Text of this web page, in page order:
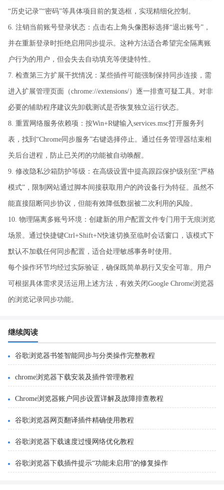
“历史记录”“密码”等具体项目前的复选框，实现精细化控制。
6. 注销当前账号登录状态：点击右上角头像图标选择“退出账号”，
并在重新登录时拒绝启用同步提示。这种方法适合希望完全隔离账
户行为的用户，但会失去自动填充等便捷特性。
7. 检查第三方扩展干扰情况：某些插件可能强制保持同步连接，需
进入扩展管理页面（chrome://extensions/）逐一排查可疑工具。对非
必要的辅助程序建议先卸载测试是否恢复独立运行状态。
8. 重置网络服务依赖项：按Win+R键输入services.msc打开服务列
表，找到“Chrome同步服务”右键选择停止。通过任务管理器结束相
关后台进程，防止已关闭的功能被自动唤醒。
9. 修改隐私沙箱防护等级：在高级设置中提高跟踪保护级别至“严格
模式”，限制网站通过脚本间接获取用户的跨设备行为特征。虽然不
能直接阻断同步协议，但能有效降低数据被二次利用的风险。
10. 物理隔离多账号环境：创建新的用户配置文件专门用于无痕浏览
场景。通过快捷键Ctrl+Shift+N快速切换至临时会话窗口，该模式下
默认不加载任何同步配置，适合处理敏感事务时使用。
每个操作环节均经过实际验证，确保既简单易行又安全可靠。用户
可根据具体需求灵活运用上述方法，有效关闭Google Chrome浏览器
的浏览记录同步功能。
继续阅读
谷歌浏览器书签智能同步与分类操作完整教程
chrome浏览器下载安装及插件管理教程
Chrome浏览器账户同步设置详解及故障排查教程
谷歌浏览器网页翻译插件精确使用教程
谷歌浏览器下载速度过慢网络优化教程
谷歌浏览器下载插件提示“功能未启用”的修复操作